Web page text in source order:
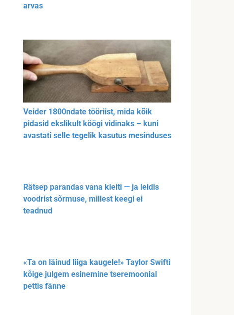
arvas
Veider 1800ndate tööriist, mida kõik
pidasid ekslikult köögi vidinaks – kuni
avastati selle tegelik kasutus mesinduses
Rätsep parandas vana kleiti — ja leidis
voodrist sõrmuse, millest keegi ei
teadnud
«Ta on läinud liiga kaugele!» Taylor Swifti
kõige julgem esinemine tseremoonial
pettis fänne